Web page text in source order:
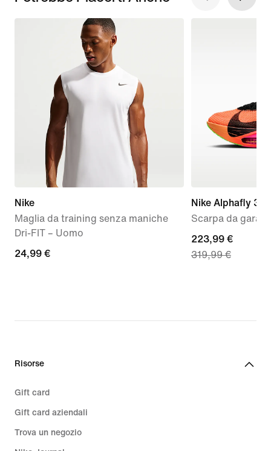
Nike
Maglia da training senza maniche
Dri-FIT – Uomo
24,99
24,99 €
Nike Alphafly 3
Scarpa da gara
current
price
price
223,99 €
319,99 €
Risorse
Gift card
Gift card aziendali
Trova un negozio